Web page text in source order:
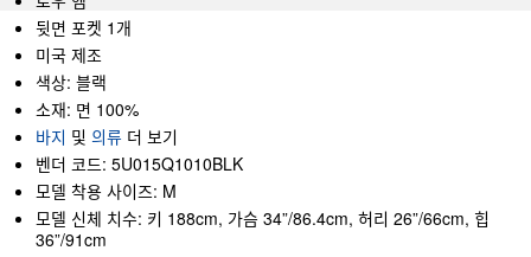
뒷면 포켓 1개
미국 제조
색상: 블랙
소재: 면 100%
바지 및 의류 더 보기
벤더 코드: 5U015Q1010BLK
모델 착용 사이즈: M
모델 신체 치수: 키 188cm, 가슴 34”/86.4cm, 허리 26”/66cm, 힙
36”/91cm